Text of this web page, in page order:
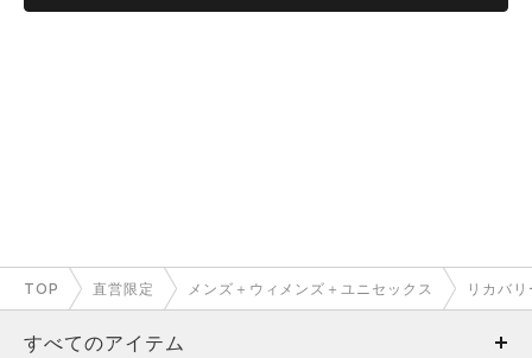
ゆったり心も身体も回復を
いて寝冷えしない様にも着用しており、オールシーズン使い回
しができます。
通勤やランニングで酷使した脚を包み込むんでくれる、そんな
TOP 直営限定 メンズ＋ウィメンズ＋ユニセックス リカバリ
すべてのアイテム